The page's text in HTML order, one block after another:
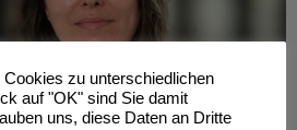
zu unterschiedlichen
auf "OK" sind Sie damit
uns, diese Daten an Dritte